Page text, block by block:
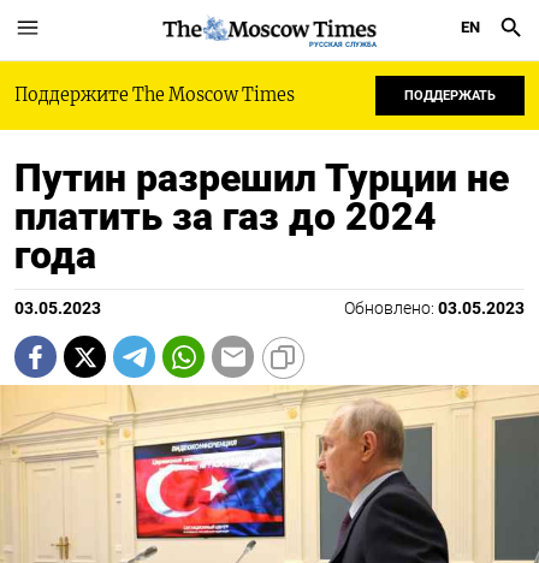
РУССКАЯ СЛУЖБА
EN
Поддержите The Moscow Times ПОДДЕРЖАТЬ
Путин разрешил Турции не
платить за газ до 2024
года
03.05.2023 Обновлено: 03.05.2023